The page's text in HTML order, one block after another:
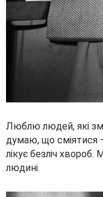
Люблю людей, які
думаю, що сміятися
лікує безліч
людині.